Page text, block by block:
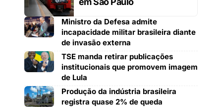
Ministro da Defesa admite
incapacidade militar brasileira diante
de invasão externa
TSE manda retirar publicações
institucionais que promovem imagem
de Lula
Produção da indústria brasileira
registra quase 2% de queda